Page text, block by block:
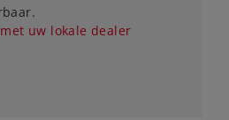
uw lokale dealer